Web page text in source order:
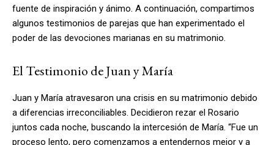
fuente de inspiración y ánimo. A continuación, compartimos
algunos testimonios de parejas que han experimentado el
poder de las devociones marianas en su matrimonio.
El Testimonio de Juan y María
Juan y María atravesaron una crisis en su matrimonio debido
a diferencias irreconciliables. Decidieron rezar el Rosario
juntos cada noche, buscando la intercesión de María. “Fue un
proceso lento, pero comenzamos a entendernos mejor y a